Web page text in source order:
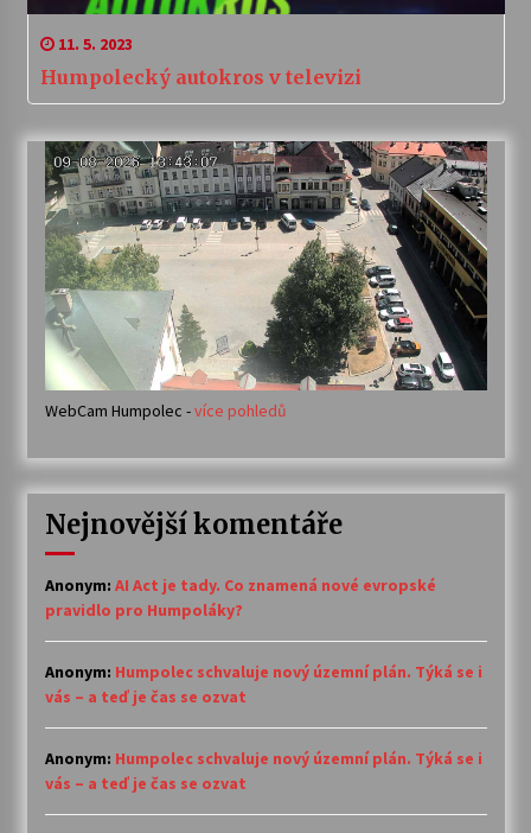
11. 5. 2023
Humpolecký autokros v televizi
WebCam Humpolec -více pohledů
Nejnovější komentáře
Anonym: AI Act je tady. Co znamená nové evropské
pravidlo pro Humpoláky?
Anonym: Humpolec schvaluje nový územní plán. Týká se i
vás – a teď je čas se ozvat
Anonym: Humpolec schvaluje nový územní plán. Týká se i
vás – a teď je čas se ozvat